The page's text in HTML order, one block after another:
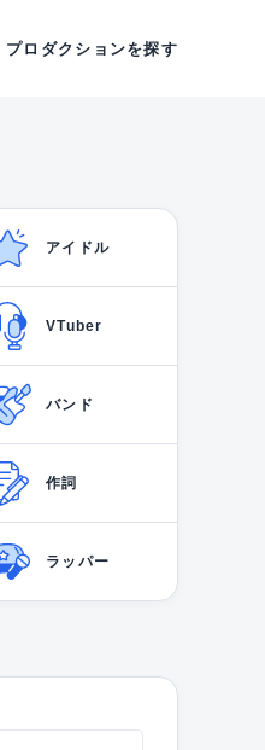
プロダクションを探す
アイドル
VTuber
バンド
作詞
ラッパー